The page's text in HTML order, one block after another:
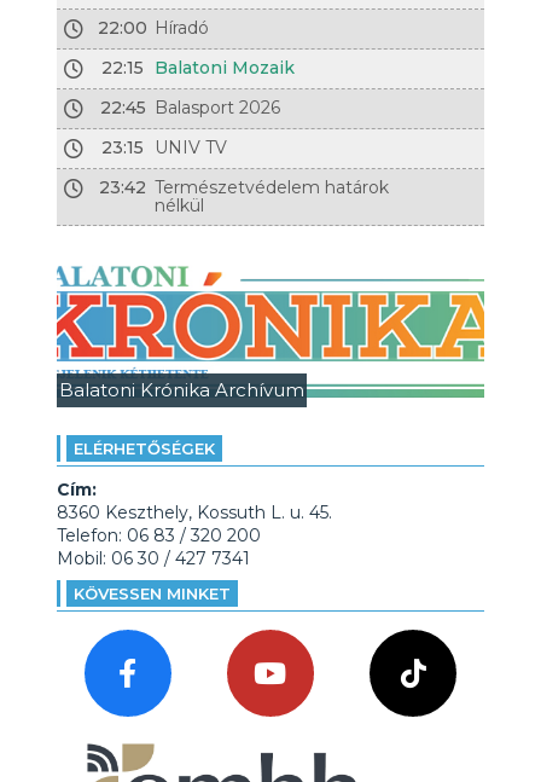
22:00 Híradó
22:15
Balatoni Mozaik
22:45 Balasport 2026
23:15
UNIV TV
23:42 Természetvédelem határok
nélkül
Balatoni Krónika Archívum
ELÉRHETŐSÉGEK
Cím:
8360 Keszthely, Kossuth L. u. 45.
Telefon: 06 83 / 320 200
Mobil: 06 30 / 427 7341
KÖVESSEN MINKET